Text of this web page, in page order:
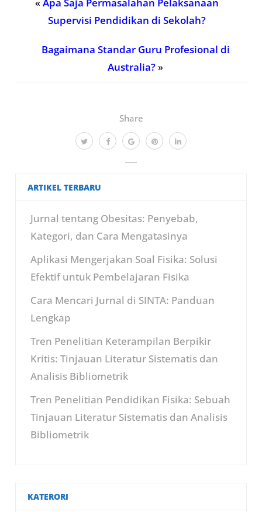
Share
« Apa Saja Permasalahan Pelaksanaan
Supervisi Pendidikan di Sekolah?
Bagaimana Standar Guru Profesional di
Australia?»
ARTIKEL TERBARU
Jurnal tentang Obesitas: Penyebab,
Kategori, dan Cara Mengatasinya
Aplikasi Mengerjakan Soal Fisika: Solusi
Efektif untuk Pembelajaran Fisika
Cara Mencari Jurnal di SINTA: Panduan
Lengkap
Tren Penelitian Keterampilan Berpikir
Kritis: Tinjauan Literatur Sistematis dan
Analisis Bibliometrik
Tren Penelitian Pendidikan Fisika: Sebuah
Tinjauan Literatur Sistematis dan Analisis
Bibliometrik
KATERORI